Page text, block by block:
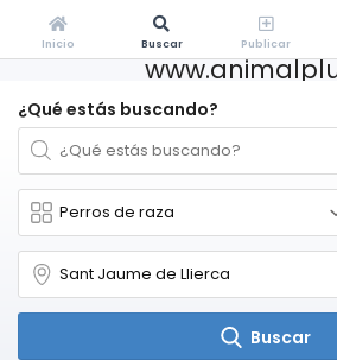
¿Qué estás buscando?
Buscar
Inicio Buscar Publicar